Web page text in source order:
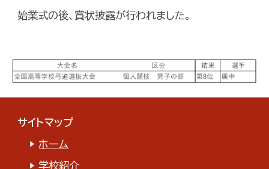
始業式の後、賞状披露が行われました。
サイトマップ
▶︎ ホーム
▶︎ 学校紹介